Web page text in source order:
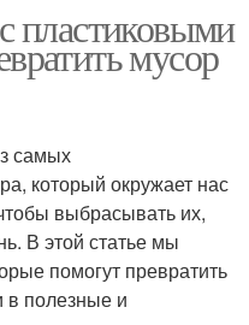
мусор
самых
который окружает нас
выбрасывать их,
В этой статье мы
помогут превратить
в полезные и